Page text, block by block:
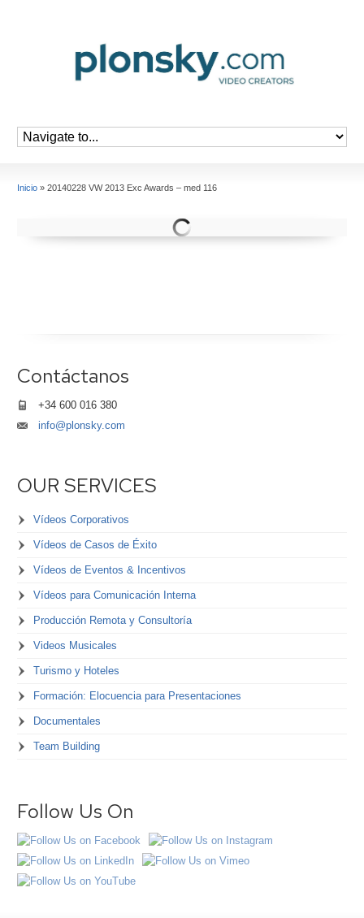
Inicio » 20140228 VW 2013 Exc Awards – med 116
Contáctanos
+34 600 016 380
info@plonsky.com
OUR SERVICES
Vídeos Corporativos
Vídeos de Casos de Éxito
Vídeos de Eventos & Incentivos
Vídeos para Comunicación Interna
Producción Remota y Consultoría
Videos Musicales
Turismo y Hoteles
Formación: Elocuencia para Presentaciones
Documentales
Team Building
Follow Us On